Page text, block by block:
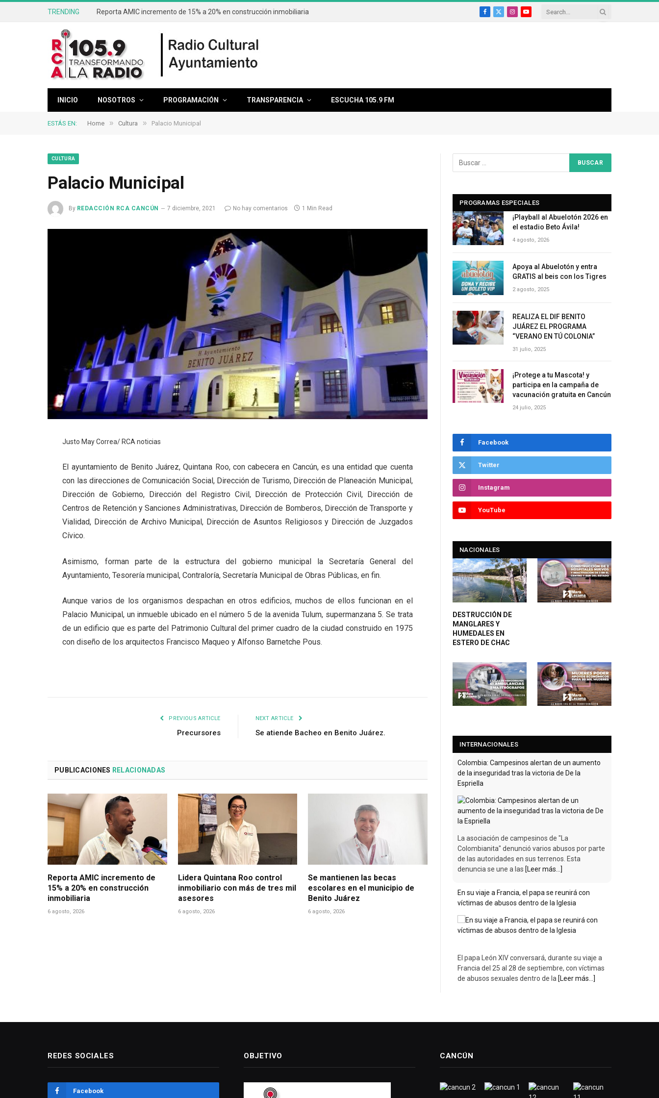
TRENDING Reporta AMIC incremento de 15% a 20% en construcción inmobiliaria
Facebook
X
InstagramYouTube
INICIO NOSOTROS PROGRAMACIÓN TRANSPARENCIA ESCUCHA 105.9 FM
ESTÁS EN: Home » Cultura » Palacio Municipal
CULTURA
Palacio Municipal
By REDACCIÓN RCA CANCÚN 7 diciembre, 2021 No hay comentarios 1 Min Read
Justo May Correa/ RCA noticias
El ayuntamiento de Benito Juárez, Quintana Roo, con cabecera en Cancún, es una entidad que cuenta
con las direcciones de Comunicación Social, Dirección de Turismo, Dirección de Planeación Municipal,
Dirección de Gobierno, Dirección del Registro Civil, Dirección de Protección Civil, Dirección de
Centros de Retención y Sanciones Administrativas, Dirección de Bomberos, Dirección de Transporte y
Vialidad, Dirección de Archivo Municipal, Dirección de Asuntos Religiosos y Dirección de Juzgados
Cívico.
Asimismo, forman parte de la estructura del gobierno municipal la Secretaría General del
Ayuntamiento, Tesorería municipal, Contraloría, Secretaría Municipal de Obras Públicas, en fin.
Aunque varios de los organismos despachan en otros edificios, muchos de ellos funcionan en el
Palacio Municipal, un inmueble ubicado en el número 5 de la avenida Tulum, supermanzana 5. Se trata
de un edificio que es parte del Patrimonio Cultural del primer cuadro de la ciudad construido en 1975
con diseño de los arquitectos Francisco Maqueo y Alfonso Barnetche Pous.
PREVIOUS ARTICLE
Precursores
NEXT ARTICLE
Se atiende Bacheo en Benito Juárez.
PUBLICACIONES RELACIONADAS
Reporta AMIC incremento de
15% a 20% en construcción
inmobiliaria
6 agosto, 2026
Lidera Quintana Roo control
inmobiliario con más de tres mil
asesores
6 agosto, 2026
Se mantienen las becas
escolares en el municipio de
Benito Juárez
6 agosto, 2026
PROGRAMAS ESPECIALES
¡Playball al Abuelotón 2026 en
el estadio Beto Ávila!
4 agosto, 2026
Apoya al Abuelotón y entra
GRATIS al beis con los Tigres
2 agosto, 2025
REALIZA EL DIF BENITO
JUÁREZ EL PROGRAMA
“VERANO EN TÚ COLONIA”
31 julio, 2025
¡Protege a tu Mascota! y
participa en la campaña de
vacunación gratuita en Cancún
24 julio, 2025
Facebook
Twitter
Instagram
YouTube
NACIONALES
DESTRUCCIÓN DE
MANGLARES Y
HUMEDALES EN
ESTERO DE CHAC
INTERNACIONALES
Colombia: Campesinos alertan de un aumento
de la inseguridad tras la victoria de De la
Espriella
La asociación de campesinos de "La
Colombianita" denunció varios abusos por parte
de las autoridades en sus terrenos. Esta
denuncia se une a las [Leer más...]
En su viaje a Francia, el papa se reunirá con
víctimas de abusos dentro de la Iglesia
El papa León XIV conversará, durante su viaje a
Francia del 25 al 28 de septiembre, con víctimas
de abusos sexuales dentro de la [Leer más...]
REDES SOCIALES
Facebook
OBJETIVO CANCÚN